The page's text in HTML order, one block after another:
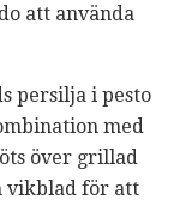
att använda
persilja i pesto
med
över grillad
vikblad för att